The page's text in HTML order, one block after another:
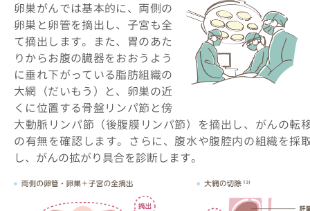
卵巣がんでは基本的に、両側の
卵巣と卵管を摘出し、子宮も全
て摘出します。また、胃のあた
りからお腹の臓器をおおうよう
に垂れ下がっている脂肪組織の
大網（だいもう）と、卵巣の近
くに位置する骨盤リンパ節と傍
大動脈リンパ節（後腹膜リンパ節）を摘出し、がんの転
の有無を確認します。さらに、腹水や腹腔内の組織を採
し、がんの拡がり具合を診断します。